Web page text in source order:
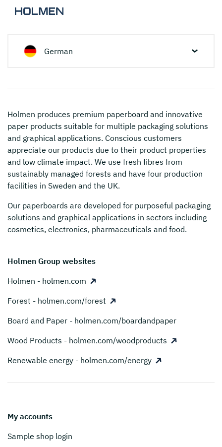
German
Holmen produces premium paperboard and innovative
paper products suitable for multiple packaging solutions
and graphical applications. Conscious customers
appreciate our products due to their product properties
and low climate impact. We use fresh fibres from
sustainably managed forests and have four production
facilities in Sweden and the UK.
Our paperboards are developed for purposeful packaging
solutions and graphical applications in sectors including
cosmetics, electronics, pharmaceuticals and food.
Holmen Group websites
Holmen - holmen.com
Forest - holmen.com/forest
Board and Paper - holmen.com/boardandpaper
Wood Products - holmen.com/woodproducts
Renewable energy - holmen.com/energy
My accounts
Sample shop login